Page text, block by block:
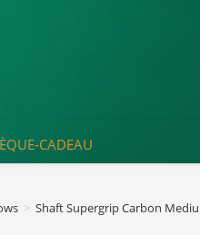
CADEAU
> Shaft Supergrip Carbon